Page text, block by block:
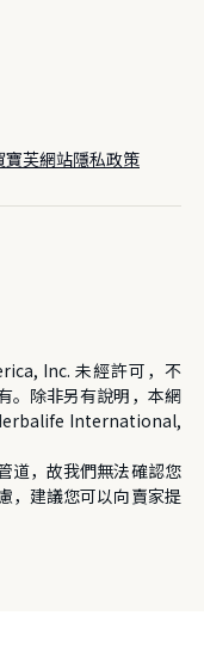
寶芙網站隱私政策
Inc. 未經許可，不
。除非另有說明，本網
International,
道，故我們無法確認您
，建議您可以向賣家提